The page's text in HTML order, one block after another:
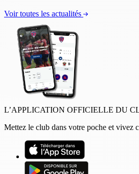
Voir toutes les actualités
L’APPLICATION OFFICIELLE DU
Mettez le club dans votre poche et vivez